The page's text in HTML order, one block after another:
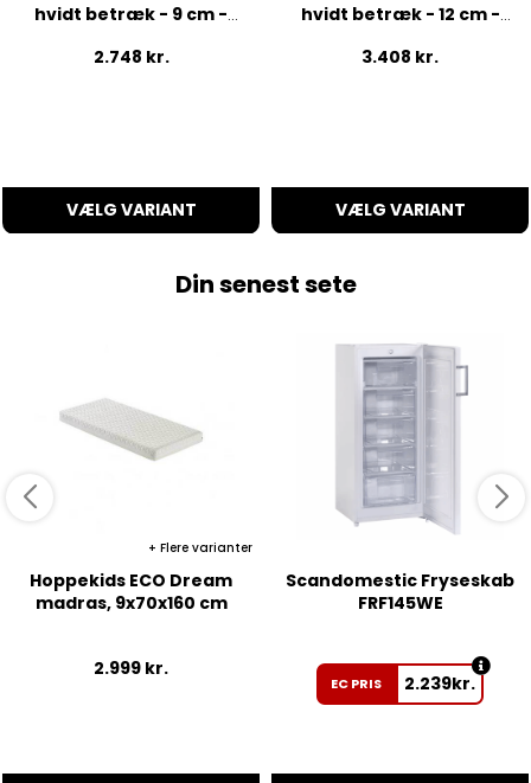
hvidt betræk - 9 cm -
2.748 kr.
VÆLG VARIANT
hvidt betræk - 12 cm -
3.408 kr.
VÆLG VARIANT
Din senest sete
Flere varianter
Hoppekids ECO Dream
madras, 9x70x160 cm
2.999 kr.
Scandomestic Fryseskab
FRF145WE
EC PRIS 2.239kr.